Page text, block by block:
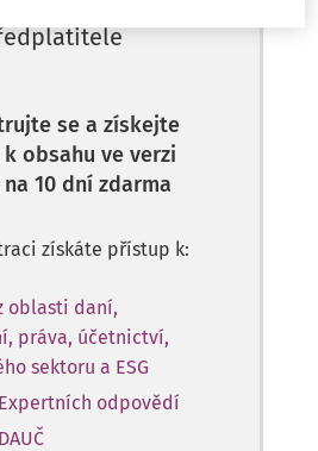
se a získejte
obsahu ve verzi
10 dní zdarma
získáte přístup k:
oblasti daní,
práva, účetnictví,
sektoru a ESG
odpovědí